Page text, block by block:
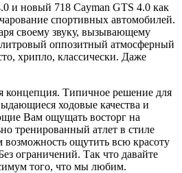
и новый 718 Cayman GTS 4.0 как
спортивных автомобилей.
своему звуку, вызывающему
оппозитный атмосферный
хрипло, классически. Даже
концепция. Типичное решение для
ходовые качества и
Вам ощущать восторг на
тренированный атлет в стиле
возможность ощутить всю красоту
ограничений. Так что давайте
того, что мы любим.